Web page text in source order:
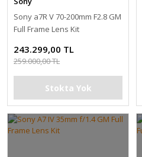
Sony a7R V 70-200mm F2.8 GM
Full Frame Lens Kit
243.299,00 TL
259.000,00 TL
Stokta Yok